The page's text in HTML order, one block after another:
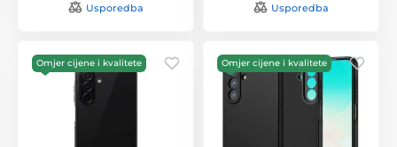
Usporedba Usporedba
Omjer cijene i kvalitete Omjer cijene i kvalitete